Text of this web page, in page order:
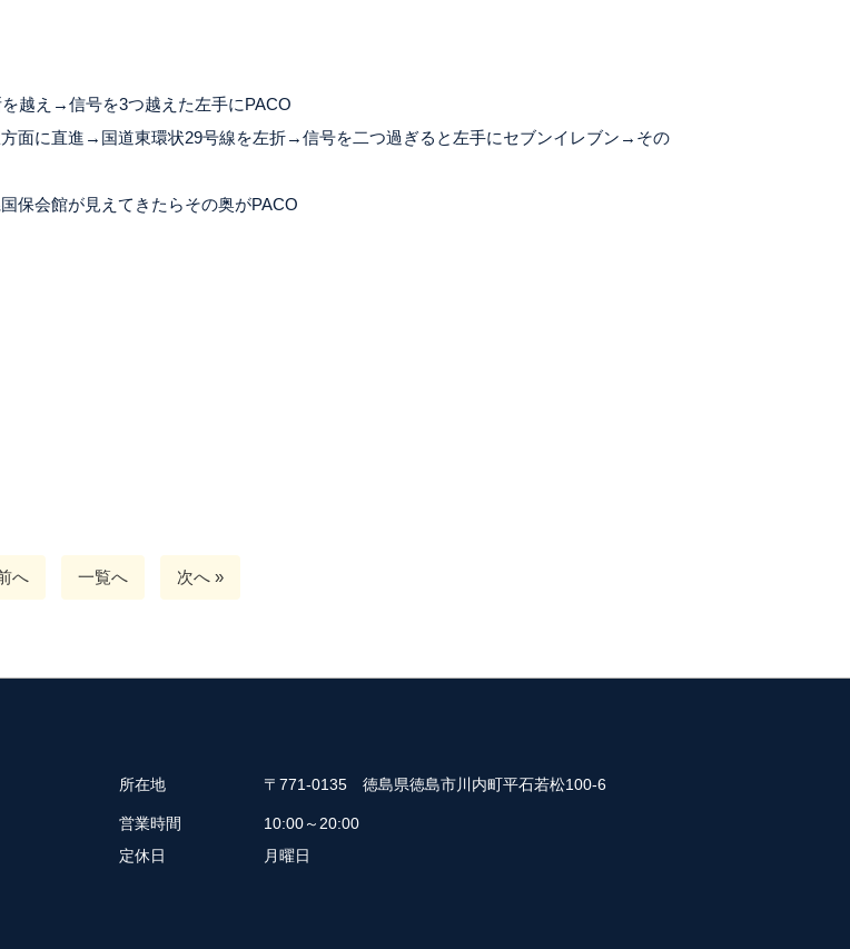
越え→信号を3つ越えた左手にPACO
面に直進→国道東環状29号線を左折→信号を二つ過ぎると左手にセブンイレブン→その
会館が見えてきたらその奥がPACO
へ 一覧へ 次へ »
所在地 〒771-0135 徳島県徳島市川内町平石若松100-6
営業時間
10:00～20:00
定休日
月曜日